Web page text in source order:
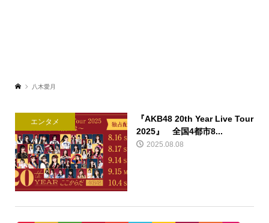
八木愛月
エンタメ
『AKB48 20th Year Live Tour
2025』 全国4都市8...
2025.08.08